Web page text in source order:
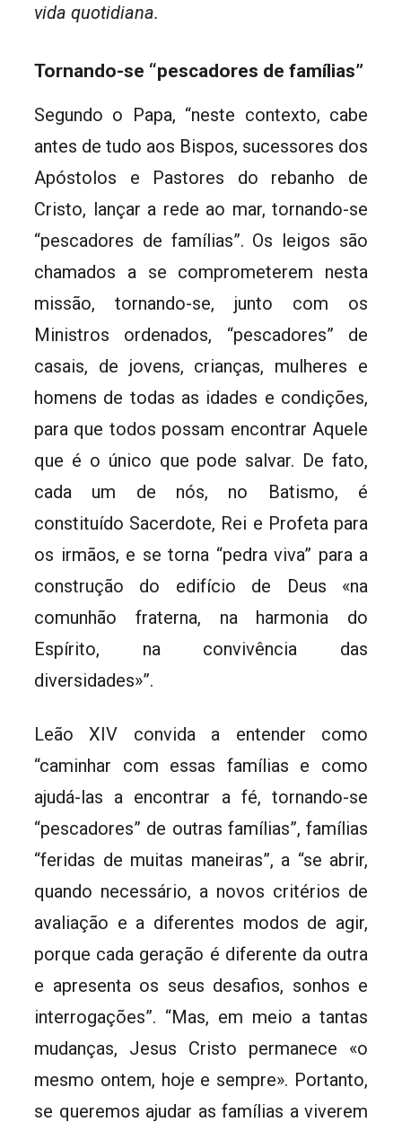
vida quotidiana.
Tornando-se “pescadores de famílias”
Segundo o Papa, “neste contexto, cabe
antes de tudo aos Bispos, sucessores dos
Apóstolos e Pastores do rebanho de
Cristo, lançar a rede ao mar, tornando-se
“pescadores de famílias”. Os leigos são
chamados a se comprometerem nesta
missão, tornando-se, junto com os
Ministros ordenados, “pescadores” de
casais, de jovens, crianças, mulheres e
homens de todas as idades e condições,
para que todos possam encontrar Aquele
que é o único que pode salvar. De fato,
cada um de nós, no Batismo, é
constituído Sacerdote, Rei e Profeta para
os irmãos, e se torna “pedra viva” para a
construção do edifício de Deus «na
comunhão fraterna, na harmonia do
Espírito, na convivência das
diversidades»”.
Leão XIV convida a entender como
“caminhar com essas famílias e como
ajudá-las a encontrar a fé, tornando-se
“pescadores” de outras famílias”, famílias
“feridas de muitas maneiras”, a “se abrir,
quando necessário, a novos critérios de
avaliação e a diferentes modos de agir,
porque cada geração é diferente da outra
e apresenta os seus desafios, sonhos e
interrogações”. “Mas, em meio a tantas
mudanças, Jesus Cristo permanece «o
mesmo ontem, hoje e sempre». Portanto,
se queremos ajudar as famílias a viverem